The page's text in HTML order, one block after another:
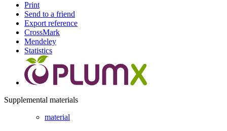
Print
Send to a friend
Export reference
CrossMark
Mendeley
Statistics
Supplemental materials
material